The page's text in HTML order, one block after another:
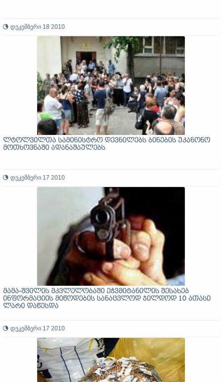
დეკემბერი 18 2010
ლტოლვილთა სამინისტრო დევნილებს ბინების უკანონო
მოთხოვნაში ადანაშაულებს
დეკემბერი 17 2010
მამა-შვილის მკვლელობაში ეჭვმიტანილის შესახებ
ინფორმაციის მიწოდების სანაცვლოდ ჯილდოდ 10 ათასი
ლარი დაწესდა
დეკემბერი 17 2010